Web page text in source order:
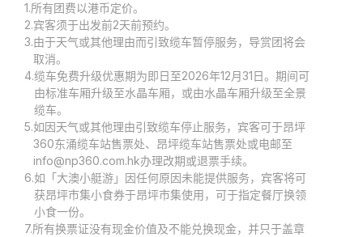
1.所有团费以港币定价。
2.宾客须于出发前2天前预约。
3.由于天气或其他理由而引致缆车暂停服务，导赏团将会
取消。
4.缆车免费升级优惠期为即日至2026年12月31日。期间可
由标准车厢升级至水晶车厢，或由水晶车厢升级至全景
缆车。
5.如因天气或其他理由引致缆车停止服务，宾客可于昂坪
360东涌缆车站售票处、昂坪缆车站售票处或电邮至
info@np360.com.hk办理改期或退票手续。
6.如「大澳小艇游」因任何原因未能提供服务，宾客将可
获昂坪市集小食券于昂坪市集使用，可于指定餐厅换领
小食一份。
7.所有换票证没有现金价值及不能兑换现金，并只于盖章